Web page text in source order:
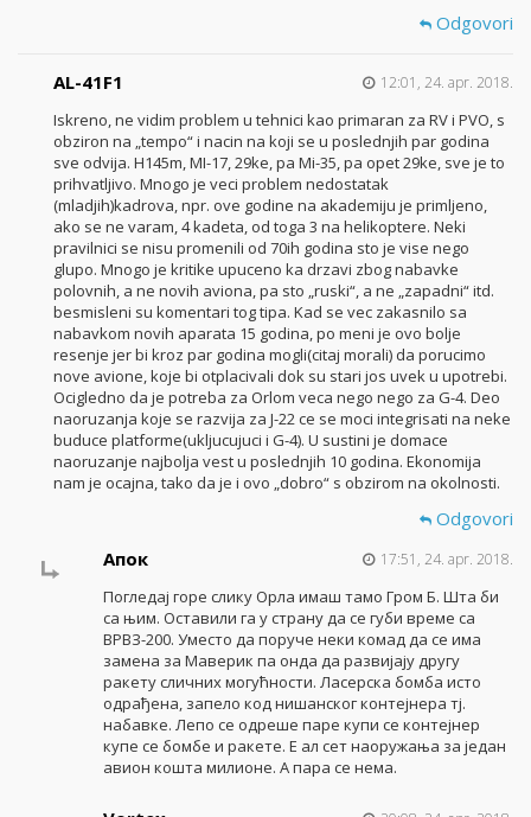
Odgovori
AL-41F1 12:01, 24. apr. 2018.
Iskreno, ne vidim problem u tehnici kao primaran za RV i PVO, s
obziron na „tempo“ i nacin na koji se u poslednjih par godina
sve odvija. H145m, MI-17, 29ke, pa Mi-35, pa opet 29ke, sve je to
prihvatljivo. Mnogo je veci problem nedostatak
(mladjih)kadrova, npr. ove godine na akademiju je primljeno,
ako se ne varam, 4 kadeta, od toga 3 na helikoptere. Neki
pravilnici se nisu promenili od 70ih godina sto je vise nego
glupo. Mnogo je kritike upuceno ka drzavi zbog nabavke
polovnih, a ne novih aviona, pa sto „ruski“, a ne „zapadni“ itd.
besmisleni su komentari tog tipa. Kad se vec zakasnilo sa
nabavkom novih aparata 15 godina, po meni je ovo bolje
resenje jer bi kroz par godina mogli(citaj morali) da porucimo
nove avione, koje bi otplacivali dok su stari jos uvek u upotrebi.
Ocigledno da je potreba za Orlom veca nego nego za G-4. Deo
naoruzanja koje se razvija za J-22 ce se moci integrisati na neke
buduce platforme(ukljucujuci i G-4). U sustini je domace
naoruzanje najbolja vest u poslednjih 10 godina. Ekonomija
nam je ocajna, tako da je i ovo „dobro“ s obzirom na okolnosti.
Odgovori
Апок
17:51, 24. apr. 2018.
Погледај горе слику Орла имаш тамо Гром Б. Шта би
са њим. Оставили га у страну да се губи време са
ВРВЗ-200. Уместо да поруче неки комад да се има
замена за Маверик па онда да развијају другу
ракету сличних могућности. Ласерска бомба исто
одрађена, запело код нишанског контејнера тј.
набавке. Лепо се одреше паре купи се контејнер
купе се бомбе и ракете. Е ал сет наоружања за један
авион кошта милионе. А пара се нема.